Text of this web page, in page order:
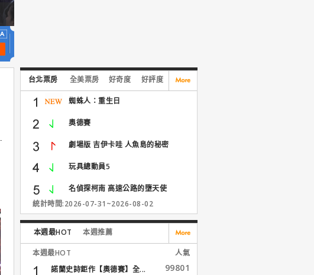
台北票房 全美票房 好奇度 好評度
蜘蛛人：重生日
奧德賽
劇場版 吉伊卡哇 人魚島的秘密
玩具總動員5
名偵探柯南 高速公路的墮天使
統計時間:2026-07-31~2026-08-02
本週最HOT 本週推薦
本週最HOT
人氣
諾蘭史詩鉅作【奧德賽】全...
99801